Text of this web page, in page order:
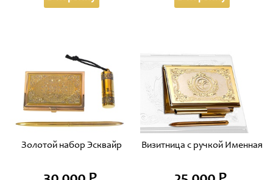
Золотой набор Эсквайр Визитница с ручкой Именная